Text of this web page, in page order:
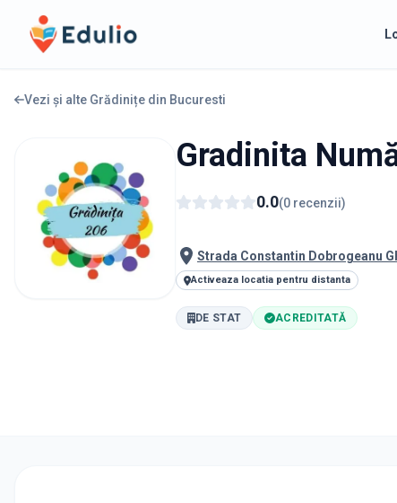
Edulio
Vezi și alte Grădinițe din Bucuresti
Gradinita
0.0(0 recenzii)
Strada Constantin Dobrogeanu
Activeaza locatia pentru distanta
DE STAT ACREDITATĂ